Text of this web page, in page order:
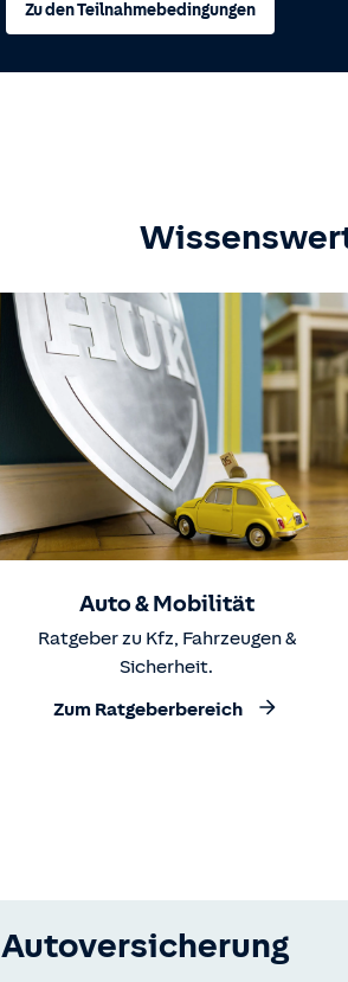
Zu den Teilnahmebedingungen
Auto & Mobilität
Ratgeber zu Kfz, Fahrzeugen &
Sicherheit.
Zum Ratgeberbereich
Autoversicherung